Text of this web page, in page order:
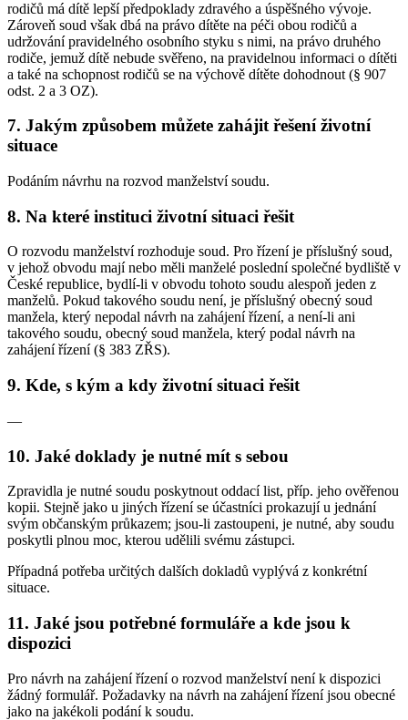
rodičů má dítě lepší předpoklady zdravého a úspěšného vývoje.
Zároveň soud však dbá na právo dítěte na péči obou rodičů a
udržování pravidelného osobního styku s nimi, na právo druhého
rodiče, jemuž dítě nebude svěřeno, na pravidelnou informaci o dítěti
a také na schopnost rodičů se na výchově dítěte dohodnout (§ 907
odst. 2 a 3 OZ).
7. Jakým způsobem můžete zahájit řešení životní
situace
Podáním návrhu na rozvod manželství soudu.
8. Na které instituci životní situaci řešit
O rozvodu manželství rozhoduje soud. Pro řízení je příslušný soud,
v jehož obvodu mají nebo měli manželé poslední společné bydliště v
České republice, bydlí-li v obvodu tohoto soudu alespoň jeden z
manželů. Pokud takového soudu není, je příslušný obecný soud
manžela, který nepodal návrh na zahájení řízení, a není-li ani
takového soudu, obecný soud manžela, který podal návrh na
zahájení řízení (§ 383 ZŘS).
9. Kde, s kým a kdy životní situaci řešit
—
10. Jaké doklady je nutné mít s sebou
Zpravidla je nutné soudu poskytnout oddací list, příp. jeho ověřenou
kopii. Stejně jako u jiných řízení se účastníci prokazují u jednání
svým občanským průkazem; jsou-li zastoupeni, je nutné, aby soudu
poskytli plnou moc, kterou udělili svému zástupci.
Případná potřeba určitých dalších dokladů vyplývá z konkrétní
situace.
11. Jaké jsou potřebné formuláře a kde jsou k
dispozici
Pro návrh na zahájení řízení o rozvod manželství není k dispozici
žádný formulář. Požadavky na návrh na zahájení řízení jsou obecné
jako na jakékoli podání k soudu.